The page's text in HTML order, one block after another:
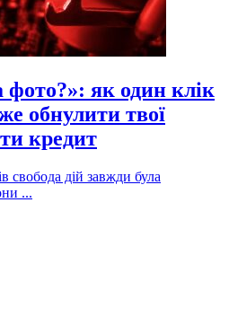
фото?»: як один клік
обнулити твої
кредит
свобода дій завжди була
...